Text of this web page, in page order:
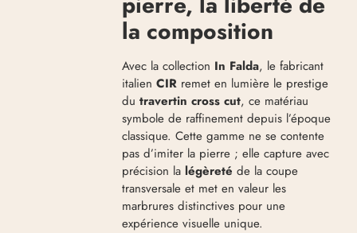
la composition
Avec la collection In Falda, le fabricant
italienCIR remet en lumière le prestige
dutravertin cross cut, ce matériau
symbole de raffinement depuis l’époque
classique.Cette gamme ne se contente
pas d’imiter la pierre ; elle capture avec
précision la légèreté de la coupe
transversale et met en valeur les
marbrures distinctives pour une
expérience visuelle unique.